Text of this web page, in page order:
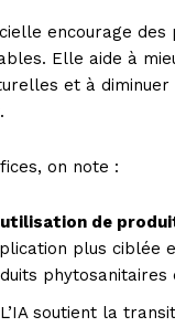
encourage des
Elle aide à
et à diminuer
on note :
de
plus ciblée
phytosanitaires
L’IA soutient la